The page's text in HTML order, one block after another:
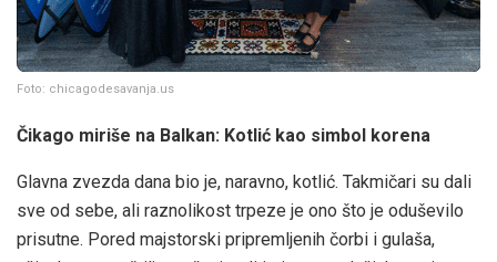
Foto: chicagodesavanja.us
Čikago miriše na Balkan: Kotlić kao simbol korena
Glavna zvezda dana bio je, naravno, kotlić. Takmičari su dali
sve od sebe, ali raznolikost trpeze je ono što je oduševilo
prisutne. Pored majstorski pripremljenih čorbi i gulaša,